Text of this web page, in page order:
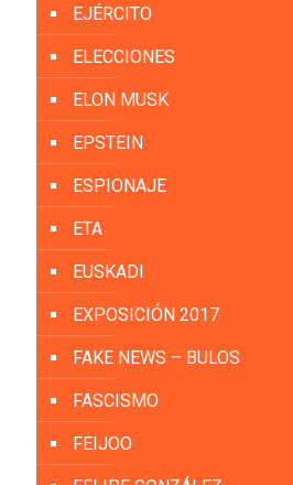
EJÉRCITO
ELECCIONES
ELON MUSK
EPSTEIN
ESPIONAJE
ETA
EUSKADI
EXPOSICIÓN 2017
FAKE NEWS – BULOS
FASCISMO
FEIJOO